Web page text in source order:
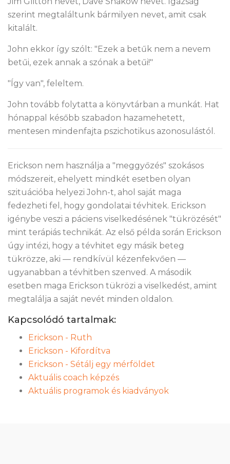
szerint megtaláltunk bármilyen nevet, amit csak
kitalált.
John ekkor így szólt: "Ezek a betűk nem a nevem
betűi, ezek annak a szónak a betűi!"
"Így van", feleltem.
John tovább folytatta a könyvtárban a munkát. Hat
hónappal később szabadon hazamehetett,
mentesen mindenfajta pszichotikus azonosulástól.
Erickson nem használja a "meggyőzés" szokásos
módszereit, ehelyett mindkét esetben olyan
szituációba helyezi John-t, ahol saját maga
fedezheti fel, hogy gondolatai tévhitek. Erickson
igénybe veszi a páciens viselkedésének "tükrözését"
mint terápiás technikát. Az első példa során Erickson
úgy intézi, hogy a tévhitet egy másik beteg
tükrözze, aki — rendkívül kézenfekvően —
ugyanabban a tévhitben szenved. A második
esetben maga Erickson tükrözi a viselkedést, amint
megtalálja a saját nevét minden oldalon.
Kapcsolódó tartalmak:
Erickson - Ruth
Erickson - Kifordítva
Erickson - Sétálj egy mérföldet
Aktuális coach képzés
Aktuális programok és kiadványok